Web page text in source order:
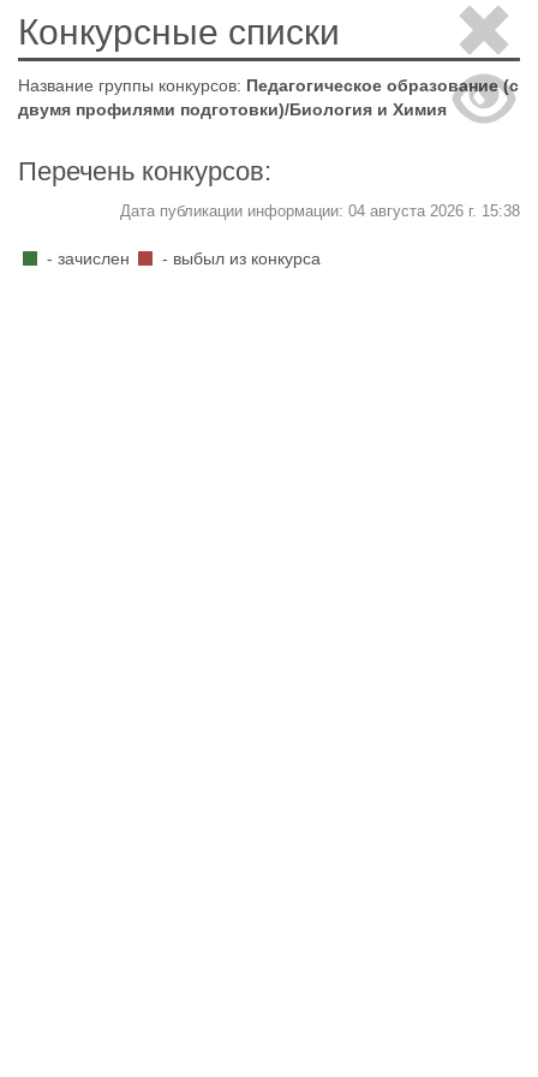
Конкурсные списки
Название группы конкурсов: Педагогическое образование (с
двумя профилями подготовки)/Биология и Химия
Перечень конкурсов:
Дата публикации информации: 04 августа 2026 г. 15:38
- зачислен - выбыл из конкурса